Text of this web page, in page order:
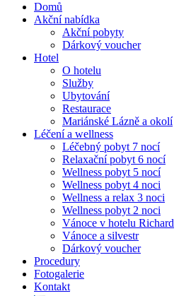
Domů
Akční nabídka
Akční pobyty
Dárkový voucher
Hotel
O hotelu
Služby
Ubytování
Restaurace
Mariánské Lázně a okolí
Léčení a wellness
Léčebný pobyt 7 nocí
Relaxační pobyt 6 nocí
Wellness pobyt 5 nocí
Wellness pobyt 4 noci
Wellness a relax 3 noci
Wellness pobyt 2 noci
Vánoce v hotelu Richard
Vánoce a silvestr
Dárkový voucher
Procedury
Fotogalerie
Kontakt